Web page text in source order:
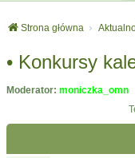
Strona główna
• Konkursy
Moderator: moniczka_omn